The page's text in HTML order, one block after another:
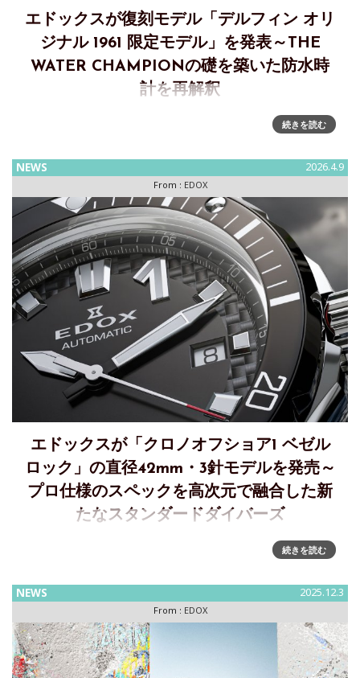
エドックスが復刻モデル「デルフィン オリ
ジナル 1961 限定モデル」を発表～THE
WATER CHAMPIONの礎を築いた防水時
計を再解釈
「デルフィン オリジナル 1961 限定モデル」～THE WATER
CHAMPIONの礎を築いた防水時計を現代に再解釈 1961年に
続きを読む
NEWS 2026.4.9
From : EDOX
エドックスが「クロノオフショア1 ベゼル
ロック」の直径42mm・3針モデルを発売～
プロ仕様のスペックを高次元で融合した新
たなスタンダードダイバーズ
クロノオフショア1 ベゼルロックの直径42mm・3針モデルを
4月18日に発売～デザイン、実用性、プロ仕様スペックを高次
クス）が、クロノオフショア1ベゼルロック デイト オート
続きを読む
NEWS 2025.12.3
From : EDOX